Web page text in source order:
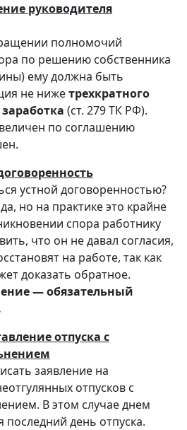
руководителя
полномочий
по решению собственника
ему должна быть
не нижетрехкратного
(ст. 279 ТК РФ).
по соглашению
устной договоренностью?
но на практике это крайне
спора работнику
что он не давал согласия,
на работе, так как
доказать обратное.
— обязательный
отпуска с
заявление на
отпусков с
В этом случае днем
последний день отпуска.